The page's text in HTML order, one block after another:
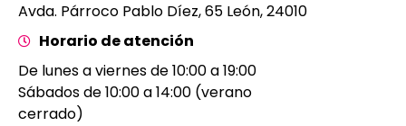
Avda. Párroco Pablo Díez, 65 León, 24010
Horario de atención
De lunes a viernes de 10:00 a 19:00
Sábados de 10:00 a 14:00 (verano
cerrado)